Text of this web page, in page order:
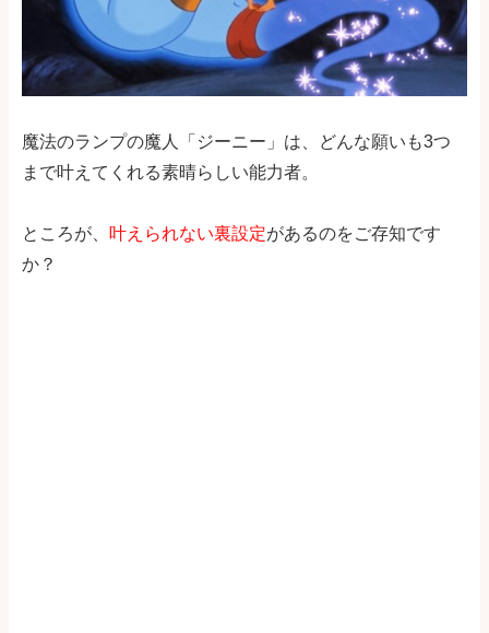
魔法のランプの魔人「ジーニー」は、どんな願いも3つ
まで叶えてくれる素晴らしい能力者。
ところが、 叶えられない裏設定があるのをご存知です
か？